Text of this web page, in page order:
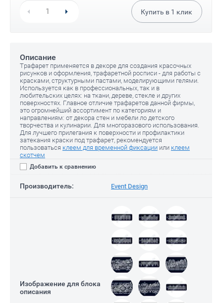
Купить в 1 клик
Описание
Трафарет применяется в декоре для создания красочных
рисунков и оформления, трафаретной росписи - для работы с
красками, структурными пастами, моделирующими гелями.
Используется как в профессиональных, так и в
любительских целях: на ткани, дереве, стекле и других
поверхностях. Главное отличие трафаретов данной фирмы,
это огромнейший ассортимент по категориям и
направлениям: от декора стен и мебели ло детского
творчества и кулинарии. Для многоразового использования.
Для лучшего прилегания к поверхности и профилактики
затекания краски под трафарет, рекомендуется
пользоваться клеем для временной фиксации или клеем
скотчем
Добавить к сравнению
Производитель: Event Design
Изображение для блока
описания